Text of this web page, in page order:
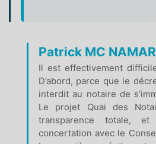
Patrick MC
Il est effectivement
D’abord, parce que le
interdit au notaire de
Le projet Quai des
transparence totale,
concertation avec le